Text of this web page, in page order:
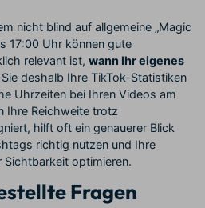
nicht blind auf allgemeine „Magic
17:00 Uhr können gute
relevant ist, wann Ihr eigenes
Sie deshalb Ihre TikTok-Statistiken
Uhrzeiten bei Ihren Videos am
Ihre Reichweite trotz
hilft oft ein genauerer Blick
richtig nutzen und Ihre
optimieren.
Fragen